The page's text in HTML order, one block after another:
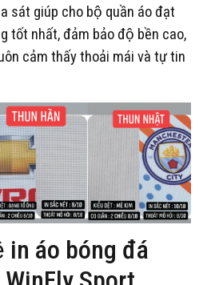
sát giúp cho bộ quần áo đạt
tốt nhất, đảm bảo độ bền cao,
cảm thấy thoải mái và tự tin
in áo bóng đá